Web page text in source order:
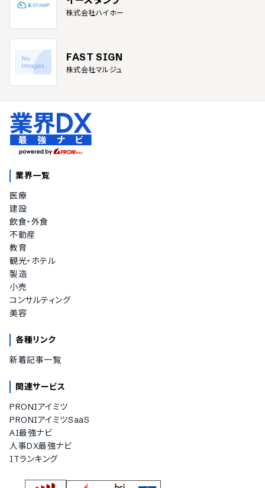
株式会社ハイホー
FAST SIGN
株式会社マルジュ
業界一覧
医療
建設
飲食・外食
不動産
教育
観光・ホテル
製造
小売
コンサルティング
美容
各種リンク
新着記事一覧
関連サービス
PRONIアイミツ
PRONIアイミツSaaS
AI最強ナビ
人事DX最強ナビ
ITランキング